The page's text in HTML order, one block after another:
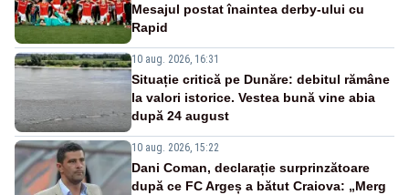
Mesajul postat înaintea derby-ului cu
Rapid
10 aug. 2026, 16:31
Situație critică pe Dunăre: debitul rămâne
la valori istorice. Vestea bună vine abia
după 24 august
10 aug. 2026, 15:22
Dani Coman, declarație surprinzătoare
după ce FC Argeș a bătut Craiova: „Merg